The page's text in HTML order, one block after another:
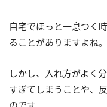
自宅でほっと一息つく
ることがありますよね。
しかし、入れ方がよく
すぎてしまうことや、